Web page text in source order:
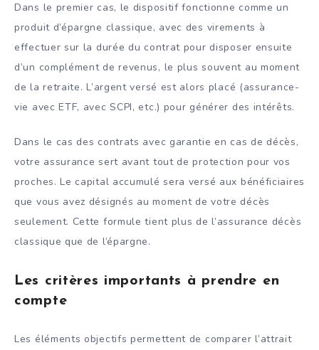
Dans le premier cas, le dispositif fonctionne comme un
produit d’épargne classique, avec des virements à
effectuer sur la durée du contrat pour disposer ensuite
d’un complément de revenus, le plus souvent au moment
de la retraite. L’argent versé est alors placé (assurance-
vie avec ETF, avec SCPI, etc.) pour générer des intérêts.
Dans le cas des contrats avec garantie en cas de décès,
votre assurance sert avant tout de protection pour vos
proches. Le capital accumulé sera versé aux bénéficiaires
que vous avez désignés au moment de votre décès
seulement. Cette formule tient plus de l’assurance décès
classique que de l’épargne.
Les critères importants à prendre en
compte
Les éléments objectifs permettent de comparer l’attrait